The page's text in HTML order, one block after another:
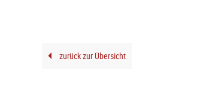
zurück zur Übersicht